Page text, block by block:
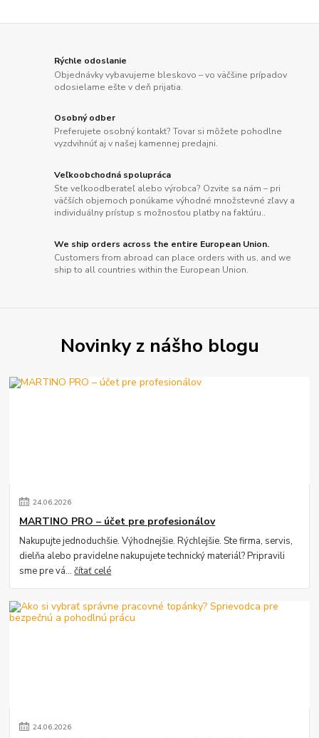
Rýchle odoslanie
Objednávky vybavujeme bleskovo – vo väčšine prípadov
odosielame ešte v deň prijatia.
Osobný odber
Preferujete osobný kontakt? Tovar si môžete pohodlne
vyzdvihnúť aj v našej kamennej predajni.
Veľkoobchodná spolupráca
Ste veľkoodberateľ alebo výrobca? Ozvite sa nám – pri
väčších objemoch ponúkame výhodné množstevné zľavy a
individuálny prístup s možnosťou platby na faktúru..
We ship orders across the entire European Union.
Customers from abroad can place orders with us, and we
ship to all countries within the European Union.
Novinky z nášho blogu
24.06.2026
MARTINO PRO – účet pre profesionálov
Nakupujte jednoduchšie. Výhodnejšie. Rýchlejšie. Ste firma, servis,
dielňa alebo pravidelne nakupujete technický materiál? Pripravili
sme pre vá...čítať celé
24.06.2026